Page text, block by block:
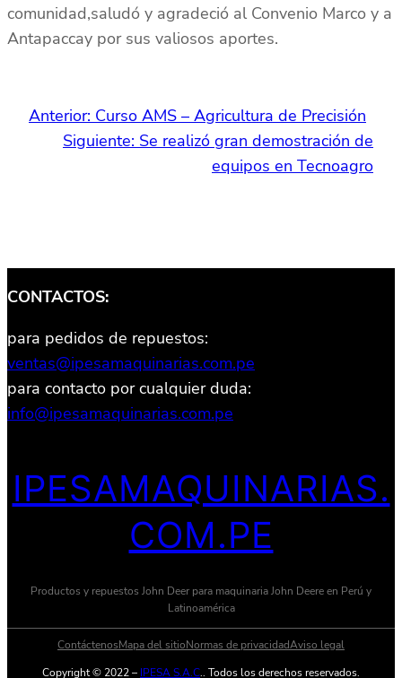
comunidad,saludó y agradeció al Convenio Marco y a
Antapaccay por sus valiosos aportes.
Anterior: Curso AMS – Agricultura de Precisión
Siguiente: Se realizó gran demostración de
equipos en Tecnoagro
CONTACTOS:
para pedidos de repuestos:
ventas@ipesamaquinarias.com.pe
para contacto por cualquier duda:
info@ipesamaquinarias.com.pe
IPESAMAQUINARIAS.
COM.PE
Productos y repuestos John Deer para maquinaria John Deere en Perú y
Latinoamérica
ContáctenosMapa del sitioNormas de privacidadAviso legal
Copyright © 2022 – IPESA S.A.C.. Todos los derechos reservados.